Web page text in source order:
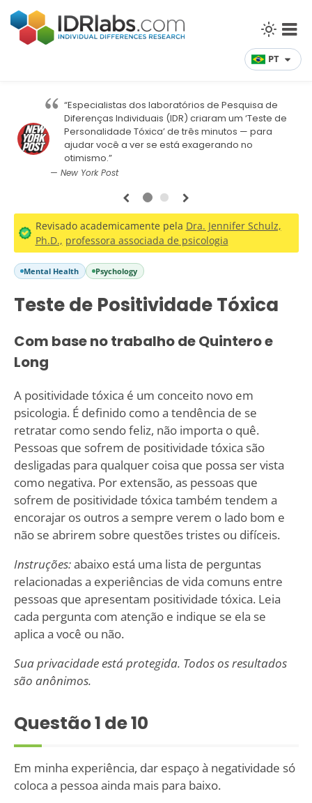
PT
“Especialistas dos laboratórios de Pesquisa de
Diferenças Individuais (IDR) criaram um ‘Teste de
Personalidade Tóxica’ de três minutos — para
ajudar você a ver se está exagerando no
otimismo.”
— New York Post
2
Revisado academicamente pela Dra. Jennifer Schulz,
Ph.D., professora associada de psicologia
Mental Health Psychology
Teste de Positividade Tóxica
Com base no trabalho de Quintero e
Long
A positividade tóxica é um conceito novo em
psicologia. É definido como a tendência de se
retratar como sendo feliz, não importa o quê.
Pessoas que sofrem de positividade tóxica são
desligadas para qualquer coisa que possa ser vista
como negativa. Por extensão, as pessoas que
sofrem de positividade tóxica também tendem a
encorajar os outros a sempre verem o lado bom e
não se abrirem sobre questões tristes ou difíceis.
Instruções:abaixo está uma lista de perguntas
relacionadas a experiências de vida comuns entre
pessoas que apresentam positividade tóxica. Leia
cada pergunta com atenção e indique se ela se
aplica a você ou não.
Sua privacidade está protegida. Todos os resultados
são anônimos.
Questão1 de 10
Em minha experiência, dar espaço à negatividade só
coloca a pessoa ainda mais para baixo.